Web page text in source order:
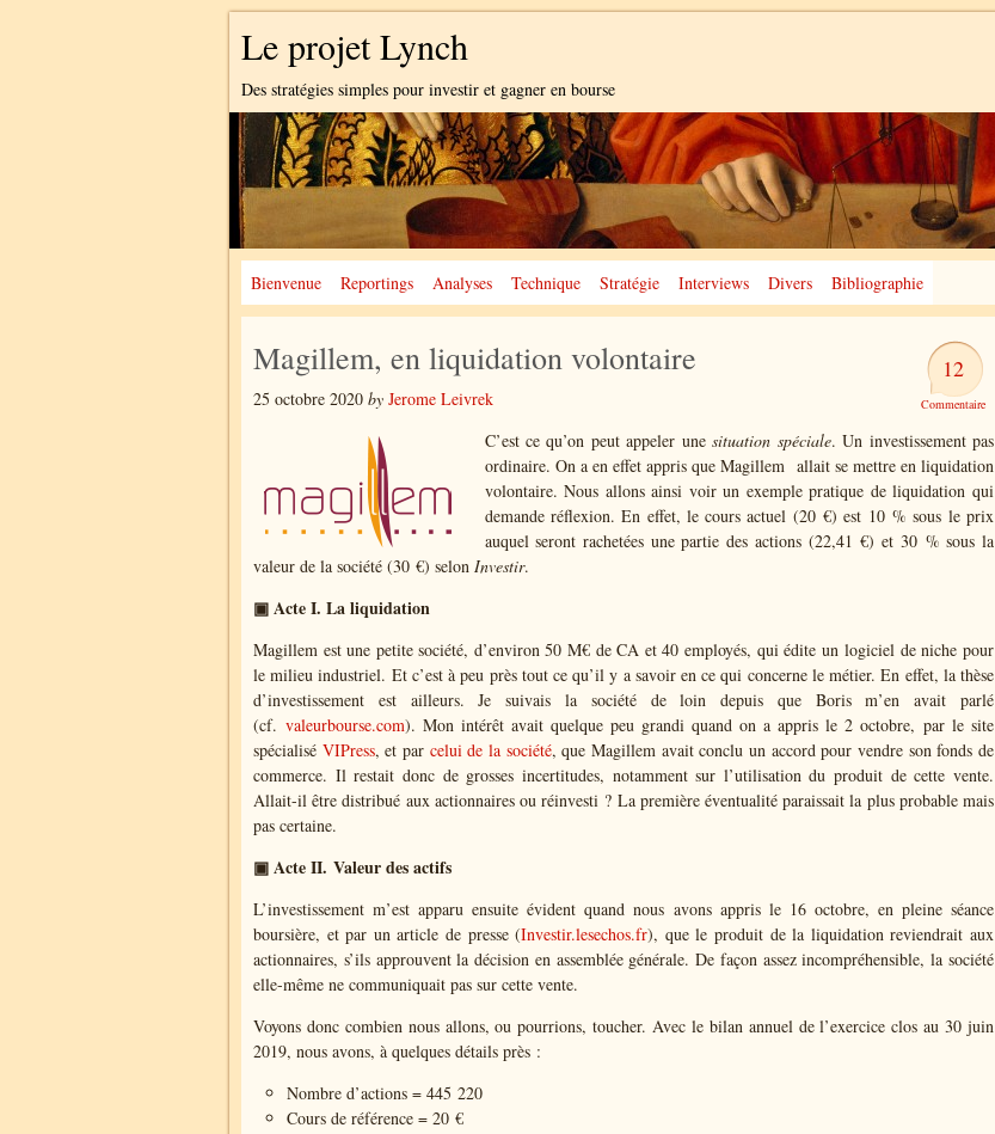
Le projet Lynch
Des stratégies simples pour investir et gagner en bourse
Bienvenue Reportings Analyses Technique Stratégie Interviews Divers Bibliographie
12
Magillem, en liquidation volontaire
25 octobre 2020 by Jerome Leivrek
C’est ce qu’on peut appeler unesituation spéciale. Un investissement pas
ordinaire. On a en effet appris que Magillem allait se mettre en liquidation
volontaire. Nous allons ainsi voir un exemple pratique de liquidation qui
demande réflexion. En effet, le cours actuel (20 €) est 10 % sous le prix
auquel seront rachetées une partie des actions (22,41 €) et 30 % sous la
valeur de la société (30 €) selon Investir.
▣ Acte I. La liquidation
Magillem est une petite société, d’environ 50 M€ de CA et 40 employés, qui édite un logiciel de niche pour
le milieu industriel. Et c’est à peu près tout ce qu’il y a savoir en ce qui concerne le métier. En effet, la thèse
d’investissement est ailleurs. Je suivais la société de loin depuis que Boris m’en avait parlé
(cf. valeurbourse.com). Mon intérêt avait quelque peu grandi quand on a appris le 2 octobre, par le site
spécialisé VIPress, et par celui de la société, que Magillem avait conclu un accord pour vendre son fonds de
commerce. Il restait donc de grosses incertitudes, notamment sur l’utilisation du produit de cette vente.
Allait-il être distribué aux actionnaires ou réinvesti ? La première éventualité paraissait la plus probable mais
pas certaine.
▣ Acte II. Valeur des actifs
L’investissement m’est apparu ensuite évident quand nous avons appris le 16 octobre, en pleine séance
boursière, et par un article de presse (Investir.lesechos.fr), que le produit de la liquidation reviendrait aux
actionnaires, s’ils approuvent la décision en assemblée générale. De façon assez incompréhensible, la société
elle-même ne communiquait pas sur cette vente.
Voyons donc combien nous allons, ou pourrions, toucher. Avec le bilan annuel de l’exercice clos au 30 juin
2019, nous avons, à quelques détails près :
Nombre d’actions = 445 220
Cours de référence = 20 €